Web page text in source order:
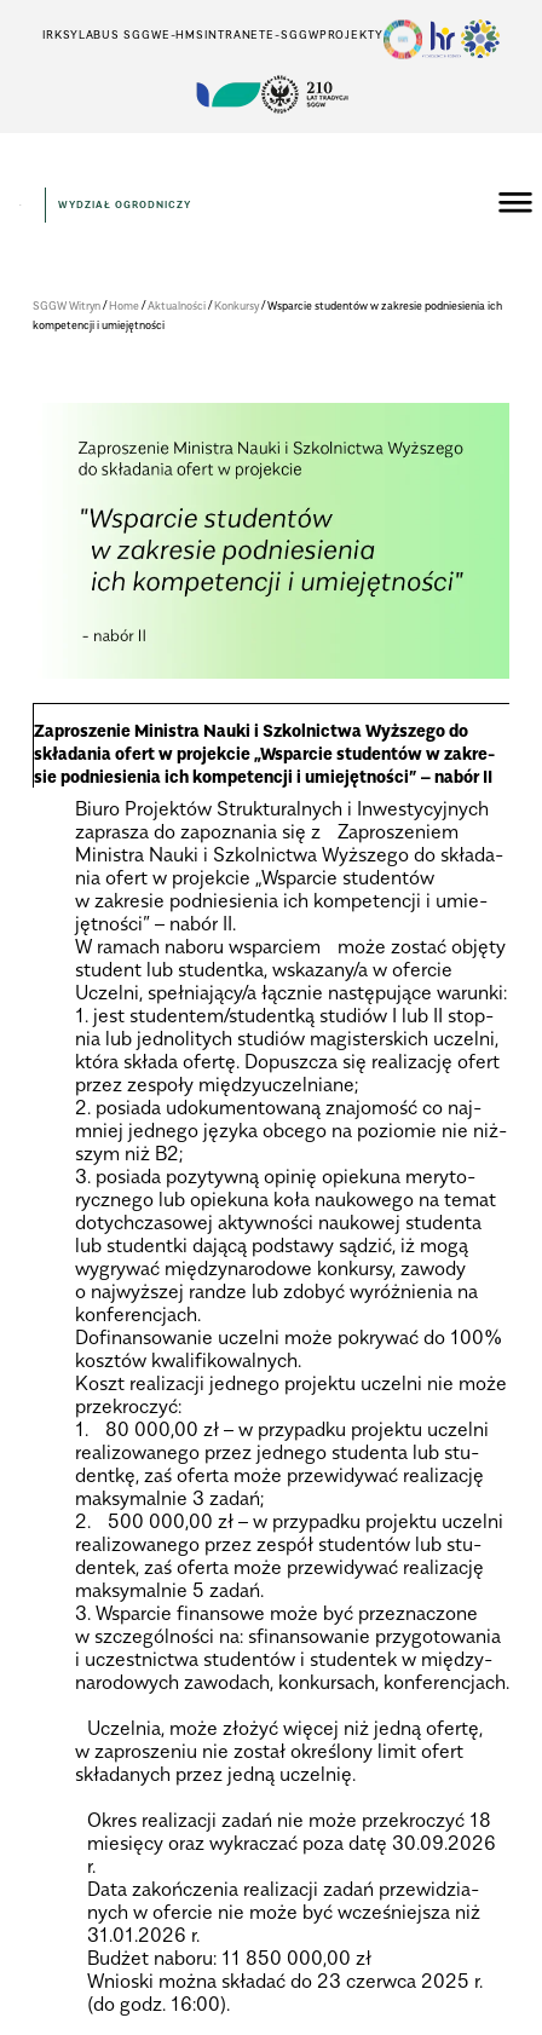
IRKSYLABUS SGGWE-HMSINTRANETE-SGGWPROJEKTY
WYDZIAŁ OGRODNICZY
SGGW Witryn/Home/Aktualności/Konkursy/Wspar­cie stu­den­tów w zakre­sie podnie­sie­nia ich
kom­pe­ten­cji i umie­jęt­no­ści
Zapro­sze­nie Mini­stra Nauki i Szkol­nic­twa Wyż­szego do
skła­da­nia ofert w pro­jek­cie „Wspar­cie stu­den­tów w zakre­
sie podnie­sie­nia ich kom­pe­ten­cji i umie­jęt­no­ści” – nabór II
Biuro Pro­jek­tów Struk­tu­ral­nych i Inwe­sty­cyj­nych
zapra­sza do zapo­zna­nia się z
Zapro­sze­niem
Mini­stra Nauki i Szkol­nic­twa Wyż­szego do skła­da­
nia ofert w pro­jek­cie „Wspar­cie stu­den­tów
w zakre­sie podnie­sie­nia ich kom­pe­ten­cji i umie­
jęt­no­ści” – nabór II.
W ramach naboru wspar­ciem
może zostać objęty
stu­dent lub stu­dentka, wska­za­ny/a w ofer­cie
Uczelni, speł­nia­ją­cy/a łącz­nie nastę­pu­jące warunki:
1. jest stu­dentem/stu­dentką stu­diów I lub II stop­
nia lub jed­no­li­tych stu­diów magi­ster­skich uczelni,
która składa ofertę. Dopusz­cza się reali­za­cję ofert
przez zespoły mię­dzy­uczel­niane;
2. posiada udo­ku­men­to­waną zna­jo­mość co naj­
mniej jed­nego języka obcego na pozio­mie nie niż­
szym niż B2;
3. posiada pozy­tywną opi­nię opie­kuna mery­to­
rycz­nego lub opie­kuna koła nauko­wego na temat
dotych­cza­so­wej aktyw­no­ści nauko­wej stu­denta
lub stu­dentki dającą pod­stawy sądzić, iż mogą
wygry­wać mię­dzy­na­ro­dowe kon­kursy, zawody
o naj­wyż­szej ran­dze lub zdo­być wyróż­nie­nia na
kon­fe­ren­cjach.
Dofi­nan­so­wa­nie uczelni może pokry­wać do 100%
kosz­tów kwa­li­fi­ko­wal­nych.
Koszt reali­za­cji jed­nego pro­jektu uczelni nie może
prze­kro­czyć:
1.
80 000,00 zł– w przy­padku pro­jektu uczelni
reali­zo­wa­nego przez jed­nego stu­denta lub stu­
dentkę, zaś oferta może prze­wi­dy­wać reali­za­cję
mak­sy­mal­nie 3 zadań;
2.
500 000,00 zł– w przy­padku pro­jektu uczelni
reali­zo­wa­nego przez zespół stu­den­tów lub stu­
dentek, zaś oferta może prze­wi­dy­wać reali­za­cję
mak­sy­mal­nie 5 zadań.
3. Wspar­cie finan­sowe może być prze­zna­czone
w szcze­gól­no­ści na: sfi­nan­so­wa­nie przy­go­to­wa­nia
i uczest­nic­twa stu­den­tów i stu­dentek w mię­dzy­
na­ro­do­wych zawo­dach, kon­kur­sach, kon­fe­ren­cjach.
Uczel­nia, może zło­żyć wię­cej niż jedną ofertę,
w zapro­sze­niu nie został okre­ślony limit ofert
skła­da­nych przez jedną uczel­nię.
Okres reali­za­cji zadań nie może prze­kro­czyć 18
mie­sięcy oraz wykra­czać poza datę 30.09.2026
r.
Data zakoń­cze­nia reali­za­cji zadań prze­wi­dzia­
nych w ofer­cie nie może być wcze­śniej­sza niż
31.01.2026 r.
Budżet naboru: 11 850 000,00 zł
Wnio­ski można skła­dać do 23 czerwca 2025 r.
(do godz. 16:00).